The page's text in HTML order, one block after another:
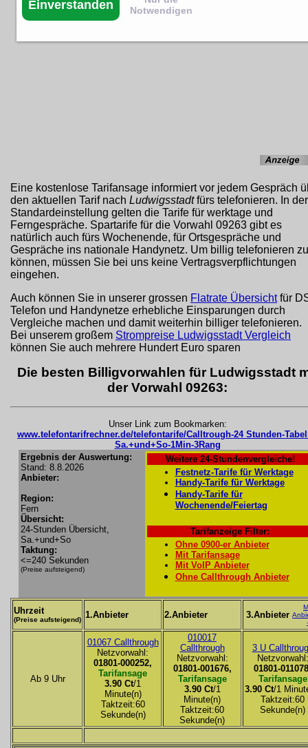
Eine kostenlose Tarifansage informiert vor jedem Gespräch
den aktuellen Tarif nach Ludwigsstadtfürs telefonieren. In der
Standardeinstellung gelten die Tarife für werktage und
Ferngespräche. Spartarife für die Vorwahl 09263 gibt es
natürlich auch fürs Wochenende, für Ortsgespräche und
Gespräche ins nationale Handynetz. Um billig telefonieren zu
können, müssen Sie bei uns keine Vertragsverpflichtungen
eingehen.
Auch können Sie in unserer grossen Flatrate Übersichtfür
Telefon und Handynetze erhebliche Einsparungen durch
Vergleiche machen und damit weiterhin billiger telefonieren.
Bei unserem großem Strompreise Ludwigsstadt Vergleich
können Sie auch mehrere Hundert Euro sparen
Die besten Billigvorwahlen für Ludwigsstadt
der Vorwahl 09263:
Unser Link zum Bookmarken:
www.telefontarifrechner.de/telefontarife/Calltrough-24 Stunden-
Sa.+und+So-1Min-3Rang
Ergebnis der Auswertung:
Stand: 8.8.2026
Anbieter:
Region:
Fern
Übersicht:
24-Stunden Übersicht,
Sa.+und+So
Taktung:
<=240 Sekunden
(Preise aufsteigend)
Weitere 24-Stundenvergleiche!
Festnetz-Tarife für Werktage
Handy-Tarife für Werktage
Handy-Tarife für
Wochenende/Feiertag
Tarifanzeige Filter:
Ohne 0900-er Anbieter
Mit Tarifansage
Mit VoIP Anbieter
Ohne Callthrough Anbieter
Uhrzeit
(Preise aufsteigend) 1.Anbieter 2.Anbieter 3.Anbieter
Ab 9 Uhr
01067 Callthrough
Netzvorwahl:
01801-000252,
Tarifansage
3.90 Ct/1
Minute(n)
Taktzeit:60
Sekunde(n)
010017
Callthrough
Netzvorwahl:
01801-001676,
Tarifansage
3.90 Ct/1
Minute(n)
Taktzeit:60
Sekunde(n)
3 U
Netzvorwahl:
01801-
Tarifansage
3.90 Ct/1
Taktzeit:60
Sekunde(n)
Einverstanden
Notwendigen